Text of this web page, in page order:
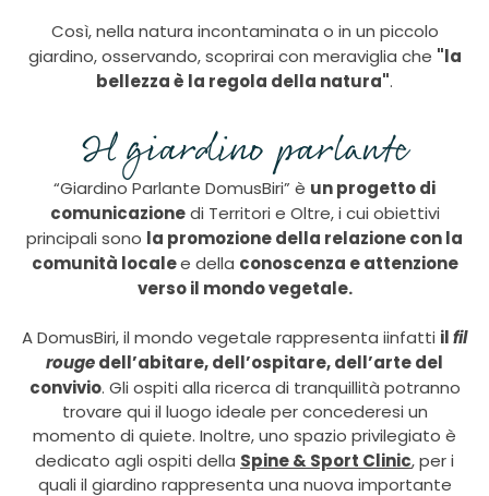
Così, nella natura incontaminata o in un piccolo
giardino, osservando, scoprirai con meraviglia che "la
bellezza è la regola della natura".
Il giardino parlante
“Giardino Parlante DomusBiri” è un progetto di
comunicazionedi Territori e Oltre, i cui obiettivi
principali sono la promozione della relazionecon la
comunità localee della conoscenza e attenzione
verso il mondo vegetale.
A DomusBiri, il mondo vegetale rappresenta iinfatti ilfil
rougedell’abitare, dell’ospitare, dell’arte del
convivio. Gli ospiti alla ricerca di tranquillità potranno
trovare qui il luogo ideale per concederesi un
momento di quiete. Inoltre, uno spazio privilegiato è
dedicato agli ospiti della Spine & Sport Clinic,per i
quali il giardino rappresenta una nuova importante